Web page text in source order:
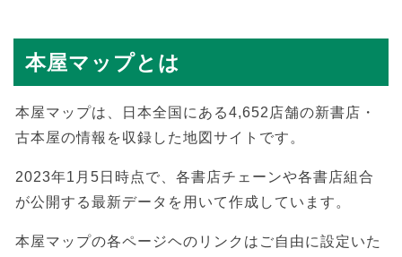
本屋マップとは
本屋マップは、日本全国にある4,652店舗の新書店・
古本屋の情報を収録した地図サイトです。
2023年1月5日時点で、各書店チェーンや各書店組合
が公開する最新データを用いて作成しています。
本屋マップの各ページヘのリンクはご自由に設定いた